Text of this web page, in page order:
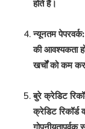
होते हैं।
न्यूनतम पेपरवर्क:
की आवश्यकता
खर्चों को कम
बुरे क्रेडिट
क्रेडिट रिकॉर्ड